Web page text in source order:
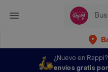
¿Nuevo en Rappi?
envíos gratis